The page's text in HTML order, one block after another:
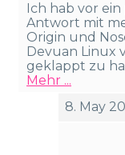
Ich hab vor
Antwort mit
Origin und
Devuan Linux
geklappt zu
Mehr ...
8. May